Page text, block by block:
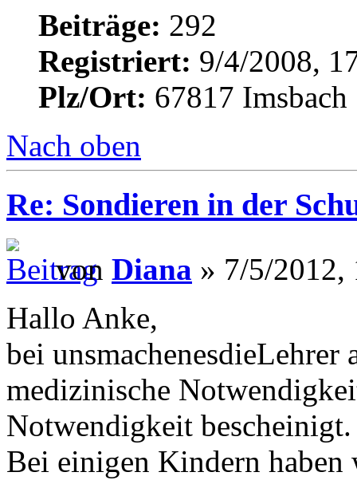
Beiträge: 292
Registriert: 9/4/2008,
Plz/Ort: 67817 Imsbach
Nach oben
Re: Sondieren in der
von Diana » 7/5/2012,
Hallo Anke,
bei
medizinische
Notwendigkeit bescheinigt.
Bei einigen Kindern haben